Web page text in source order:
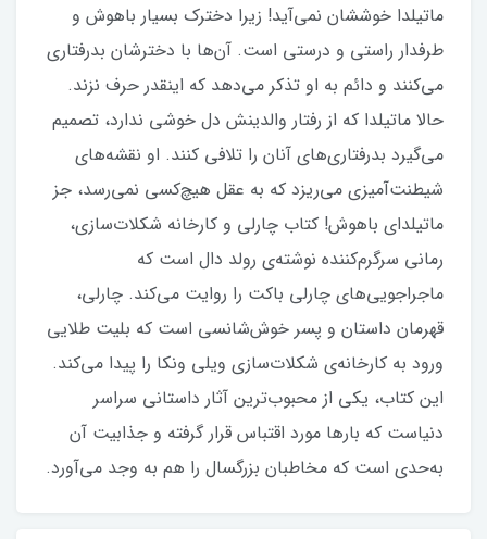
ماتیلدا خوششان نمی‌آید! زیرا دخترک بسیار باهوش و
طرفدار راستی و درستی است. آن‌ها با دخترشان بدرفتاری
می‌کنند و دائم به او تذکر می‌دهد که اینقدر حرف نزند.
حالا ماتیلدا که از رفتار والدینش دل خوشی ندارد، تصمیم
می‌گیرد بدرفتاری‌های آنان را تلافی کنند. او نقشه‌های
شیطنت‌آمیزی می‌ریزد که به عقل هیچ‌کسی نمی‌رسد، جز
ماتیلدای باهوش! کتاب چارلی و کارخانه‌ شکلات‌سازی،
رمانی سرگرم‌کننده نوشته‌ی رولد دال است که
ماجراجویی‌های چارلی باکت را روایت می‌کند. چارلی،
قهرمان داستان و پسر خوش‌شانسی است که بلیت طلایی
ورود به کارخانه‌ی شکلات‌سازی ویلی ونکا را پیدا می‌کند.
این کتاب، یکی از محبوب‌ترین آثار داستانی سراسر
دنیاست که بارها مورد اقتباس قرار گرفته و جذابیت آن
به‌حدی است که مخاطبان بزرگسال را هم به وجد می‌آورد.